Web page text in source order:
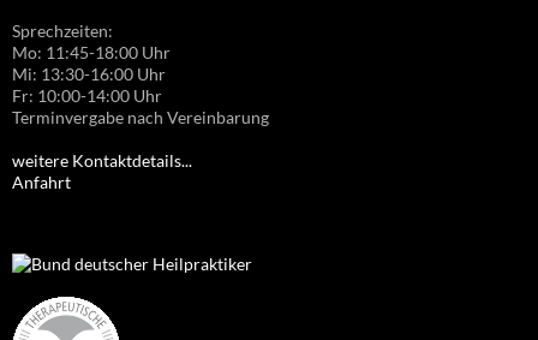
Sprechzeiten:
Mo: 11:45-18:00 Uhr
Mi: 13:30-16:00 Uhr
Fr: 10:00-14:00 Uhr
Terminvergabe nach Vereinbarung
weitere Kontaktdetails...
Anfahrt